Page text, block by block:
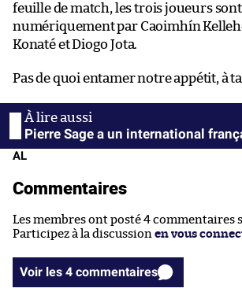
feuille de match, les trois joueurs
numériquement par Caoimhín
Konaté et Diogo Jota.
Pas de quoi entamer notre appétit, à
Pierre Sage a un international
AL
Commentaires
Les membres ont posté 4 commentaires
Participez à la discussion en vous
Voir les 4 commentaires